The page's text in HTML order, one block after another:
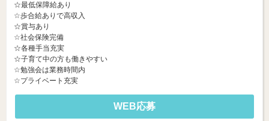
☆最低保障給あり
☆歩合給ありで高収入
☆賞与あり
☆社会保険完備
☆各種手当充実
☆子育て中の方も働きやすい
☆勉強会は業務時間内
☆プライベート充実
WEB応募